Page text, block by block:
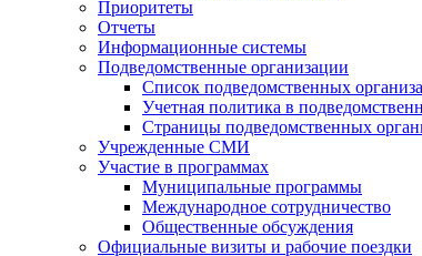
Приоритеты
Отчеты
Информационные системы
Подведомственные организации
Список подведомственных
Учетная политика в
Страницы подведомственных
Учрежденные СМИ
Участие в программах
Муниципальные программы
Международное сотрудничество
Общественные обсуждения
Официальные визиты и рабочие поездки